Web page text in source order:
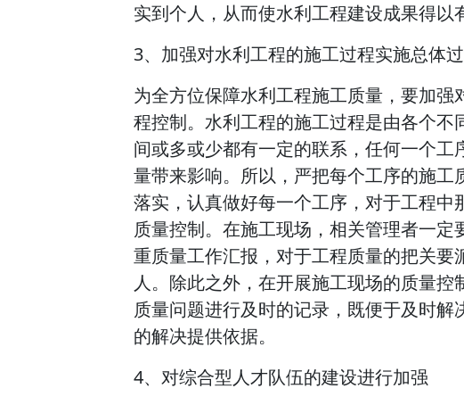
实到个人，从而使水利工程建设成果得以
3、加强对水利工程的施工过程实施总体
为全方位保障水利工程施工质量，要加
程控制。水利工程的施工过程是由各个不
间或多或少都有一定的联系，任何一个
量带来影响。所以，严把每个工序的施
落实，认真做好每一个工序，对于工程
质量控制。在施工现场，相关管理者一
重质量工作汇报，对于工程质量的把关
人。除此之外，在开展施工现场的质量
质量问题进行及时的记录，既便于及时
的解决提供依据。
4、对综合型人才队伍的建设进行加强